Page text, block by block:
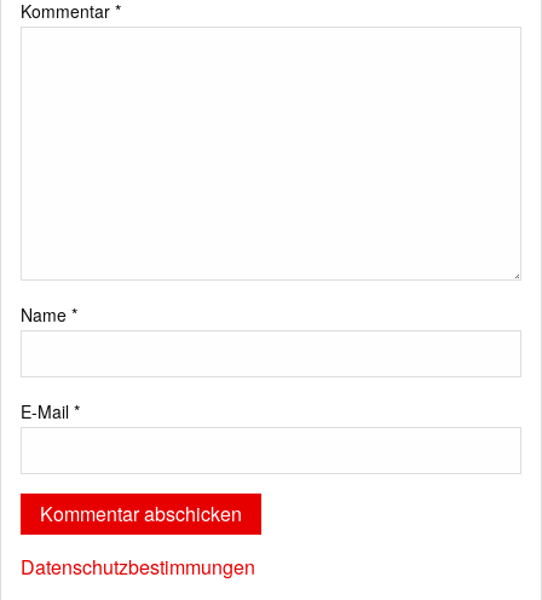
Kommentar *
Name *
E-Mail *
Datenschutzbestimmungen